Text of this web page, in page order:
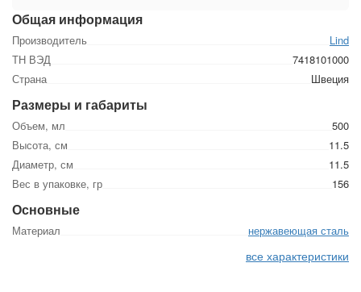
Общая информация
Производитель
Lind
ТН ВЭД
7418101000
Страна
Швеция
Размеры и габариты
Объем, мл
500
Высота, см
11.5
Диаметр, см
11.5
Вес в упаковке, гр
156
Основные
Материал нержавеющая сталь
все характеристики